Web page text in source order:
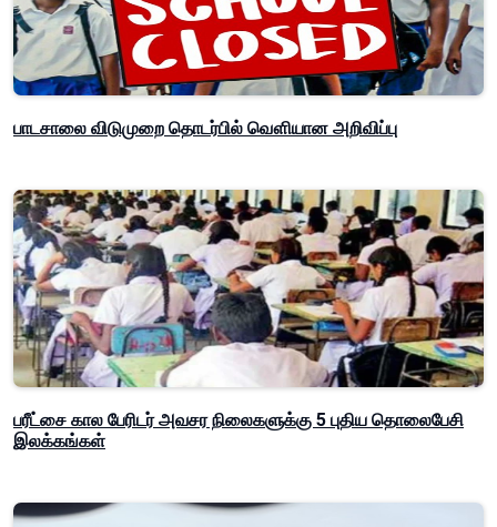
பாடசாலை விடுமுறை தொடர்பில் வௌியான அறிவிப்பு
பரீட்சை கால பேரிடர் அவசர நிலைகளுக்கு 5 புதிய தொலைபேசி
இலக்கங்கள்